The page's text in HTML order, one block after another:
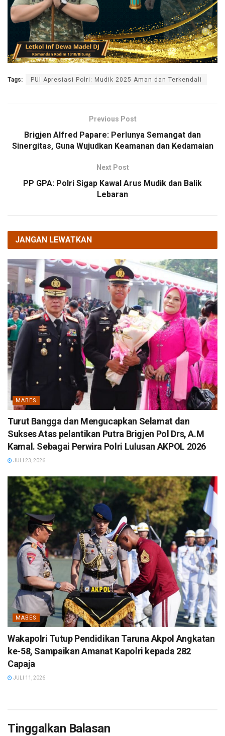
Tags: PUI Apresiasi Polri: Mudik 2025 Aman dan Terkendali
Previous Post
Brigjen Alfred Papare: Perlunya Semangat dan
Sinergitas, Guna Wujudkan Keamanan dan Kedamaian
Next Post
PP GPA: Polri Sigap Kawal Arus Mudik dan Balik
Lebaran
JANGAN LEWATKAN
MABES
Turut Bangga dan Mengucapkan Selamat dan
Sukses Atas pelantikan Putra Brigjen Pol Drs, A.M
Kamal. Sebagai Perwira Polri Lulusan AKPOL 2026
JULI 23, 2026
MABES
Wakapolri Tutup Pendidikan Taruna Akpol Angkatan
ke-58, Sampaikan Amanat Kapolri kepada 282
Capaja
JULI 11, 2026
Tinggalkan Balasan